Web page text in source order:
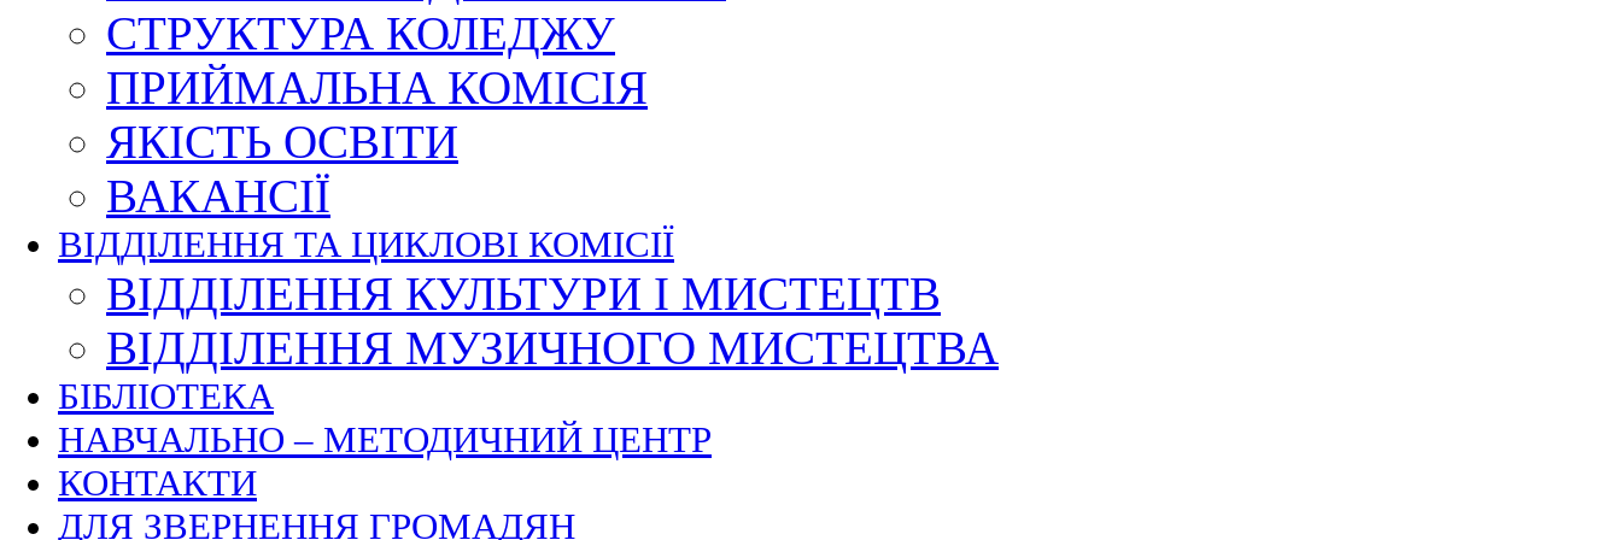
СТРУКТУРА КОЛЕДЖУ
ПРИЙМАЛЬНА КОМІСІЯ
ЯКІСТЬ ОСВІТИ
ВАКАНСІЇ
ВІДДІЛЕННЯ ТА ЦИКЛОВІ КОМІСІЇ
ВІДДІЛЕННЯ КУЛЬТУРИ І МИСТЕЦТВ
ВІДДІЛЕННЯ МУЗИЧНОГО МИСТЕЦТВА
БІБЛІОТЕКА
НАВЧАЛЬНО – МЕТОДИЧНИЙ ЦЕНТР
КОНТАКТИ
ДЛЯ ЗВЕРНЕННЯ ГРОМАДЯН